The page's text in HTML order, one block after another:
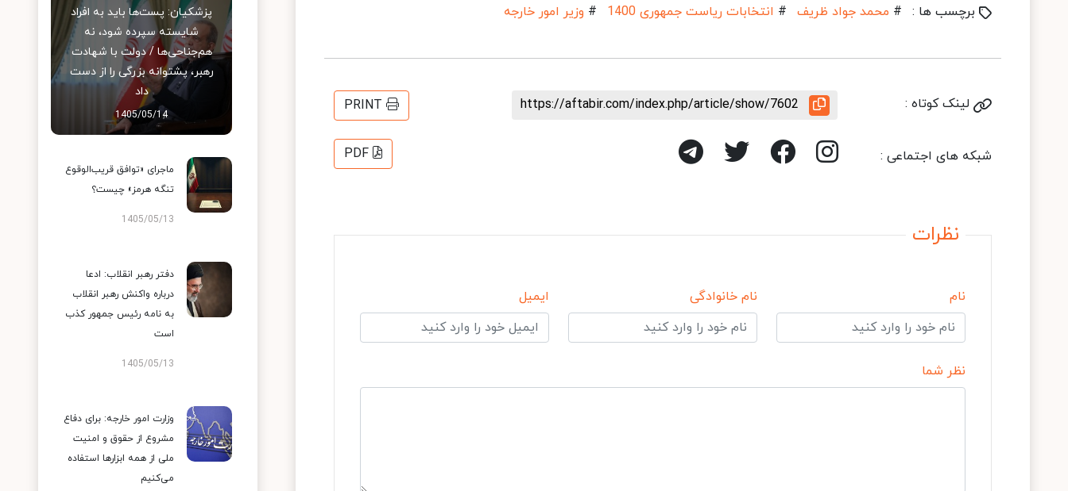
برچسب ها : # محمد جواد ظریف # انتخابات ریاست جمهوری 1400 # وزیر امور خارجه
لینک کوتاه : https://aftabir.com/index.php/article/show/7602
PRINT
شبکه های اجتماعی : PDF
نظرات
نام نام خانوادگی ایمیل
نظر شما
پزشکیان: پست‌ها باید به افراد
شایسته سپرده شود، نه
هم‌جناحی‌ها / دولت با شهادت
رهبر، پشتوانه بزرگی را از دست
داد
1405/05/14
ماجرای «توافق قریب‌الوقوع
تنگه هرمز» چیست؟
1405/05/13
دفتر رهبر انقلاب: ادعا
درباره واکنش رهبر انقلاب
به نامه رئیس جمهور کذب
است
1405/05/13
وزارت امور خارجه: برای دفاع
مشروع از حقوق و امنیت
ملی از همه ابزارها استفاده
می‌کنیم